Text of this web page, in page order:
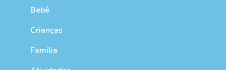
Bebê
Crianças
Família